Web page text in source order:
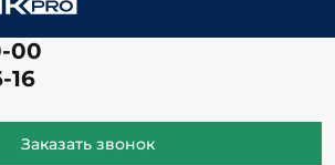
00
16
Заказать звонок